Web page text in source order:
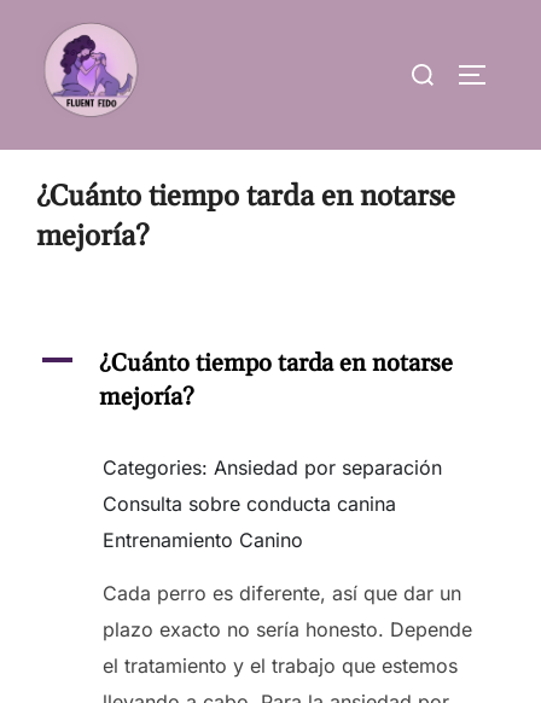
content
Search
¿Cuánto tiempo tarda en notarse
mejoría?
A
¿Cuánto tiempo tarda en notarse
mejoría?
Categories: Ansiedad por separación
Consulta sobre conducta canina
Entrenamiento Canino
Cada perro es diferente, así que dar un
plazo exacto no sería honesto. Depende
el tratamiento y el trabajo que estemos